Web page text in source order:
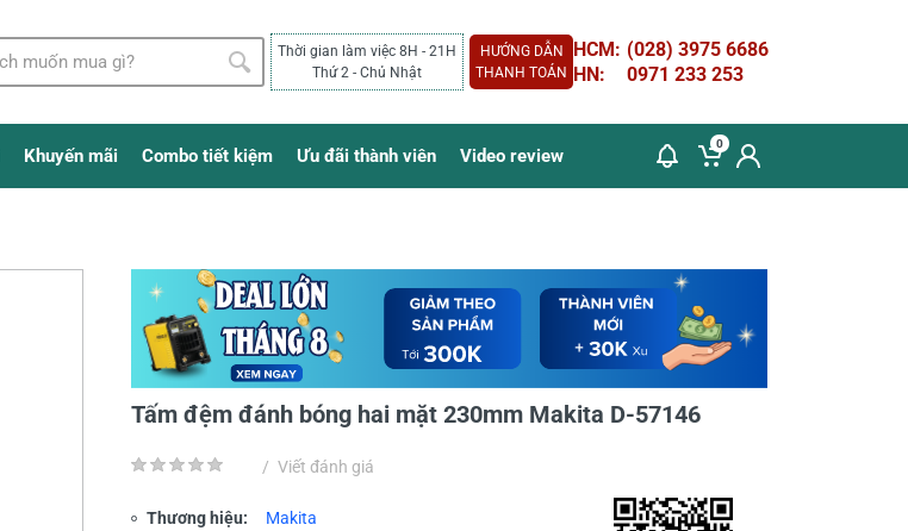
Thời gian làm việc 8H - 21H
Thứ 2 - Chủ Nhật
HƯỚNG DẪN
THANH TOÁN
HCM: (028) 3975 6686
HN:
0971 233 253
Khuyến mãi Combo tiết kiệm Ưu đãi thành viên Video review
0
Tấm đệm đánh bóng hai mặt 230mm Makita D-57146
/ Viết đánh giá
Thương hiệu: Makita